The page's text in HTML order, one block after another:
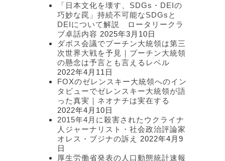
「日本文化を壊す、SDGs・DEIの
巧妙な罠」持続不可能なSDGsと
DEIについて解説 ロータリークラ
ブ卓話内容 2025年3月10日
ダボス会議でプーチン大統領は第三
次世界大戦を予見｜プーチン大統領
の懸念は予言とも言えるレベル
2022年4月11日
FOXのゼレンスキー大統領へのイン
タビューでゼレンスキー大統領が語
った真実｜ネオナチは実在する
2022年4月10日
2015年4月に殺害されたウクライナ
人ジャーナリスト・社会政治評論家
オレス・ブジナの訴え
2022年4月9
日
厚生労働省発表の人口動態統計速報